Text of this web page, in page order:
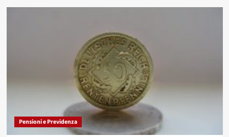
Pensioni e Previdenza